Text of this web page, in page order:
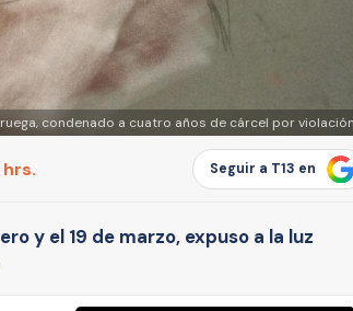
condenado a cuatro años de cárcel por violación
Seguir a T13 en
y el 19 de marzo, expuso a la luz